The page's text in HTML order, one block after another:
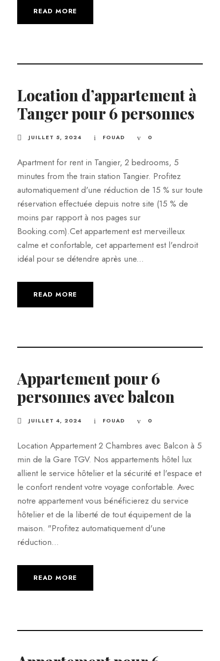
READ MORE
Location d’appartement à
Tanger pour 6 personnes
JUILLET 5, 2024 FOUAD 0
Apartment for rent in Tangier, 2 bedrooms, 5
minutes from the train station Tangier. Profitez
automatiquement d'une réduction de 15 % sur toute
réservation effectuée depuis notre site (15 % de
moins par rapport à nos pages sur
Booking.com).Cet appartement est merveilleux
calme et confortable, cet appartement est l'endroit
idéal pour se détendre après une...
READ MORE
Appartement pour 6
personnes avec balcon
JUILLET 4, 2024 FOUAD 0
Location Appartement 2 Chambres avec Balcon à 5
min de la Gare TGV. Nos appartements hôtel lux
allient le service hôtelier et la sécurité et l'espace et
le confort rendent votre voyage confortable. Avec
notre appartement vous bénéficierez du service
hôtelier et de la liberté de tout équipement de la
maison. "Profitez automatiquement d'une
réduction...
READ MORE